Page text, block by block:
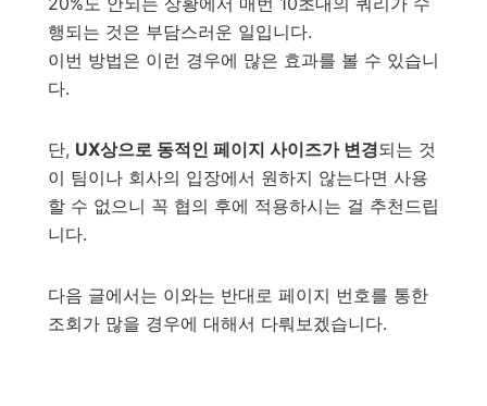
행되는 것은 부담스러운 일입니다.
이번 방법은 이런 경우에 많은 효과를 볼 수 있습니
다.
단, UX상으로 동적인 페이지 사이즈가 변경되는 것
이 팀이나 회사의 입장에서 원하지 않는다면 사용
할 수 없으니 꼭 협의 후에 적용하시는 걸 추천드립
니다.
다음 글에서는 이와는 반대로 페이지 번호를 통한
조회가 많을 경우에 대해서 다뤄보겠습니다.